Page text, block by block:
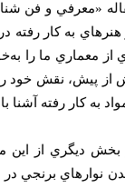
«معرفي و فن
هنرهاي به كار
از معماري ما را
از پيش، نقش خود
به كار رفته آشنا
ديگري از اين
نوارهاي برنجي